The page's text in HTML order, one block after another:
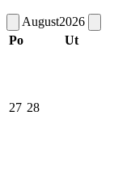
August2026
Po
Ut
27 28